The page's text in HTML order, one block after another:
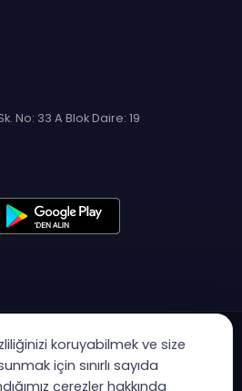
No: 33 A Blok Daire: 19
koruyabilmek ve size
için sınırlı sayıda
çerezler hakkında